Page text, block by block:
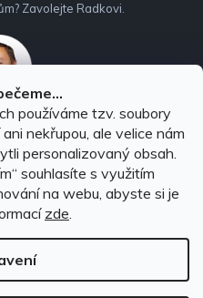
používáme tzv. soubory
nekřupou, ale velice nám
personalizovaný obsah.
souhlasíte s využitím
na webu, abyste si je
zde.
Zavolejte Radkovi.
(Po–Pá: 8–16:00)
obchod.cz
obchod.cz. Všechna práva